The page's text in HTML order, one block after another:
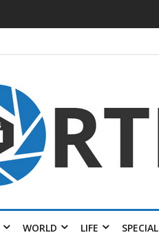
WORLD LIFE SPECIAL